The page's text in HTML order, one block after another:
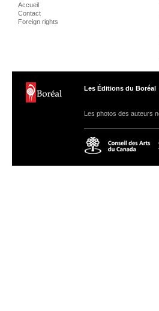
Accueil
Contact
Foreign rights
Les Éditions du Boréal
Les photos des auteurs